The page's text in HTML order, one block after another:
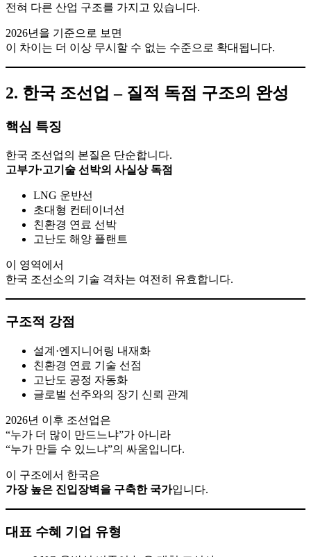
전혀 다른 산업 구조를 가지고 있습니다.
2026년을 기준으로 보면
이 차이는 더 이상 무시할 수 없는 수준으로 확대됩니다.
2. 한국 조선업 – 질적 독점 구조의 완성
핵심 특징
한국 조선업의 본질은 단순합니다.
고부가·고기술 선박의 사실상 독점
LNG 운반선
초대형 컨테이너선
친환경 연료 선박
고난도 해양 플랜트
이 영역에서
한국 조선소의 기술 격차는 여전히 유효합니다.
구조적 강점
설계·엔지니어링 내재화
친환경 연료 기술 선점
고난도 공정 자동화
글로벌 선주와의 장기 신뢰 관계
2026년 이후 조선업은
“누가 더 많이 만드느냐”가 아니라
“누가 만들 수 있느냐”의 싸움입니다.
이 구조에서 한국은
가장 높은 진입장벽을 구축한 국가입니다.
대표 수혜 기업 유형